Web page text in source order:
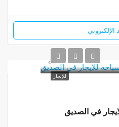
الإلكتروني
للإيجار
في الصديق